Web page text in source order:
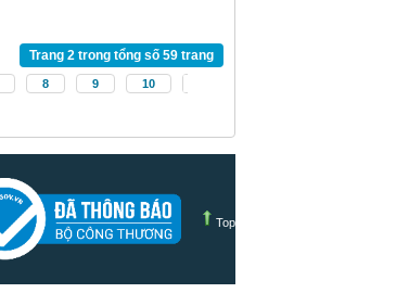
Trang 2 trong tổng số 59 trang
8 9
10
Top